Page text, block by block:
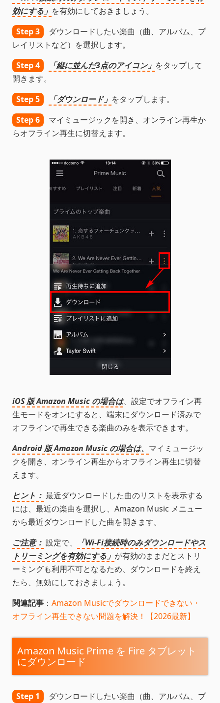
効にする」 を有効にしておきましょう。
Step 3
ダウンロードしたい楽曲（曲、アルバム、プ
レイリストなど）を選択します。
Step 4
「縦に並んだ3点のアイコン」 をタップして
開きます。
Step 5
「ダウンロード」 をタップします。
Step 6
マイミュージックを開き、オンライン再生か
らオフライン再生に切替えます。
iOS 版 Amazon Music の場合は、設定でオフライン再
生モードをオンにすると、端末にダウンロード済みで
オフラインで再生できる楽曲のみを表示できます。
Android 版 Amazon Music の場合は、 マイミュージッ
クを開き、オンライン再生からオフライン再生に切替
えます。
ヒント： 最近ダウンロードした曲のリストを表示する
には、最近の楽曲を選択し、Amazon Music メニュー
から最近ダウンロードした曲を開きます。
ご注意： 設定で、
「Wi-Fi接続時のみダウンロードやス
トリーミングを有効にする」 が有効のままだとストリ
ーミングも利用不可となるため、ダウンロードを終え
たら、無効にしておきましょう。
関連記事 ： Amazon Musicでダウンロードできない・
オフライン再生できない問題を解決！【2026最新】
Amazon Music Prime を Fire タブレット
にダウンロード
Step 1
ダウンロードしたい楽曲（曲、アルバム、プ